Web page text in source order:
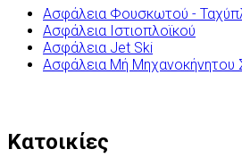
Ασφάλεια Φουσκωτού -
Ασφάλεια Ιστιοπλοϊκού
Ασφάλεια Jet Ski
Ασφάλεια Μή Μηχανοκήνητου
Κατοικίες